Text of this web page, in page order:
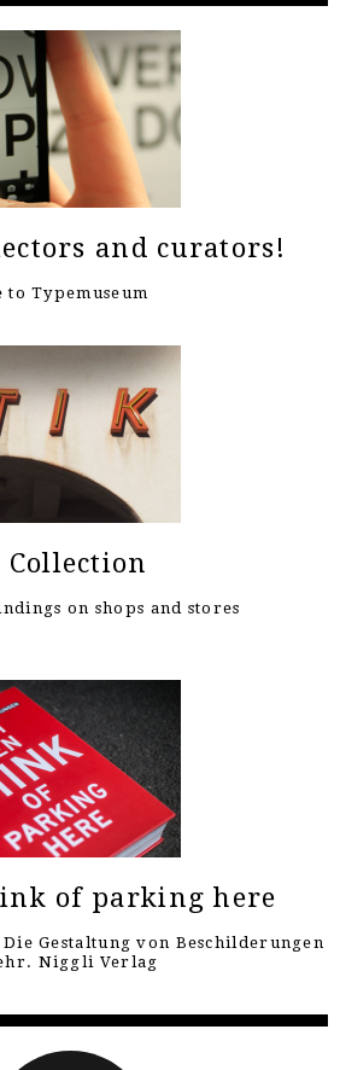
and curators!
Typemuseum
Collection
on shops and stores
of parking here
Gestaltung von Beschilderungen
Niggli Verlag